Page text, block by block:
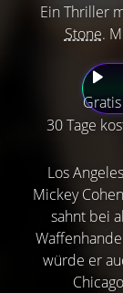
Ein Thriller
Stone.
30 Tage
Los
Mickey
sahnt bei
würde er